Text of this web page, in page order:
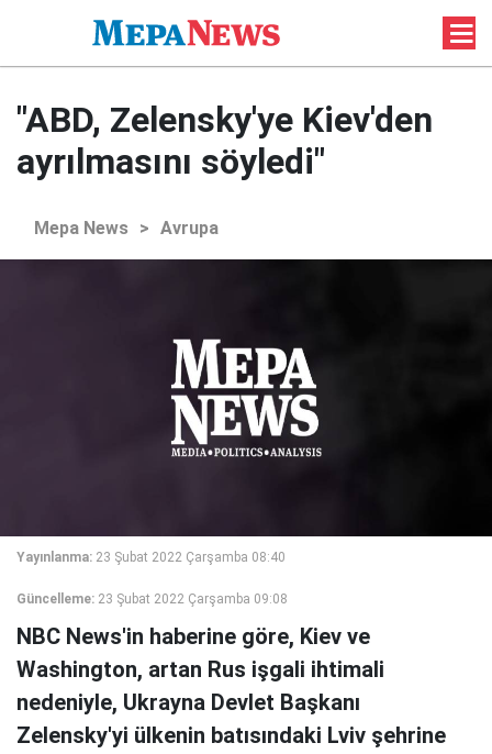
"ABD, Zelensky'ye Kiev'den
ayrılmasını söyledi"
Mepa News > Avrupa
Yayınlanma: 23 Şubat 2022 Çarşamba 08:40
Güncelleme: 23 Şubat 2022 Çarşamba 09:08
NBC News'in haberine göre, Kiev ve
Washington, artan Rus işgali ihtimali
nedeniyle, Ukrayna Devlet Başkanı
Zelensky'yi ülkenin batısındaki Lviv şehrine